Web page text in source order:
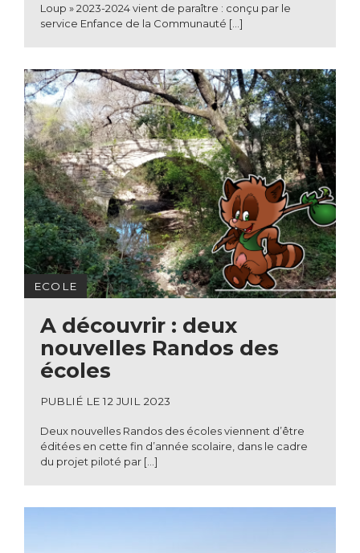
Loup » 2023-2024 vient de paraître : conçu par le
service Enfance de la Communauté […]
ECOLE
A découvrir : deux
nouvelles Randos des
écoles
PUBLIÉ LE 12 JUIL 2023
Deux nouvelles Randos des écoles viennent d’être
éditées en cette fin d’année scolaire, dans le cadre
du projet piloté par […]